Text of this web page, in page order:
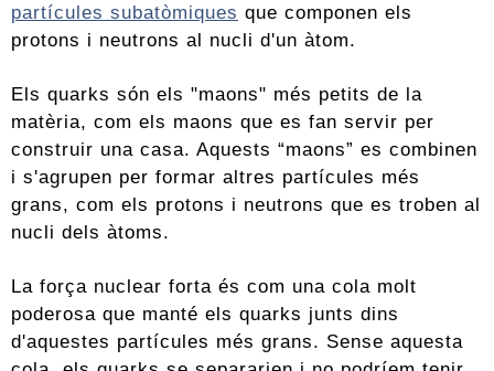
partícules subatòmiques que componen els
protons i neutrons al nucli d'un àtom.
Els quarks són els "maons" més petits de la
matèria, com els maons que es fan servir per
construir una casa. Aquests “maons” es combinen
i s'agrupen per formar altres partícules més
grans, com els protons i neutrons que es troben al
nucli dels àtoms.
La força nuclear forta és com una cola molt
poderosa que manté els quarks junts dins
d'aquestes partícules més grans. Sense aquesta